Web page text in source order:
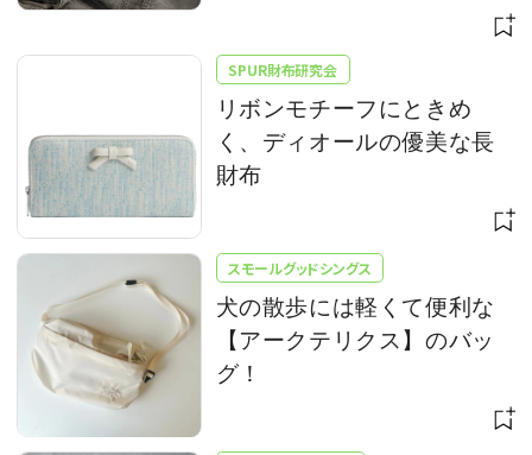
クな「CK」ロゴをアップデ
SPUR財布研究会
リボンモチーフにときめ
く、ディオールの優美な長
財布
スモールグッドシングス
犬の散歩には軽くて便利な
【アークテリクス】のバッ
グ！